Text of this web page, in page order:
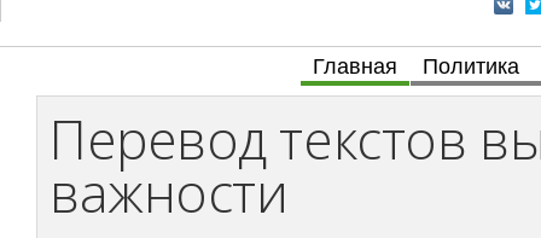
Главная Политика
Перевод текстов
важности